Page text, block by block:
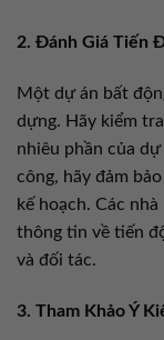
2. Đánh Giá Tiến
Một dự án bất
dựng. Hãy kiểm
nhiêu phần của
công, hãy đảm
kế hoạch. Các
thông tin về tiến
và đối tác.
3. Tham Khảo Ý